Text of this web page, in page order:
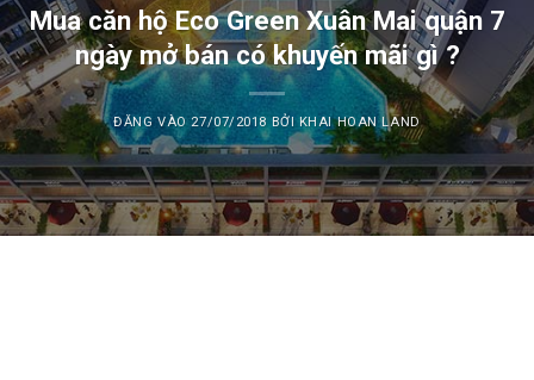
Mua căn hộ Eco Green Xuân Mai quận 7
ngày mở bán có khuyến mãi gì ?
ĐĂNG VÀO27/07/2018 BỞI KHAI HOAN LAND